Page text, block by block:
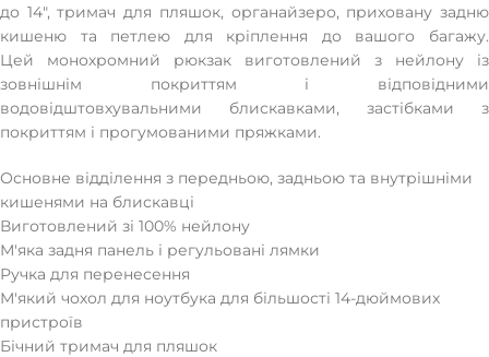
до 14", тримач для пляшок, органайзеро, приховану задню
кишеню та петлею для кріплення до вашого багажу.
Цей монохромний рюкзак виготовлений ​​з нейлону із
зовнішнім покриттям і відповідними
водовідштовхувальними блискавками, застібками з
покриттям і прогумованими пряжками.
Основне відділення з передньою, задньою та внутрішніми
кишенями на блискавці
Виготовлений зі 100% нейлону
М'яка задня панель і регульовані лямки
Ручка для перенесення
М'який чохол для ноутбука для більшості 14-дюймових
пристроїв
Бічний тримач для пляшок